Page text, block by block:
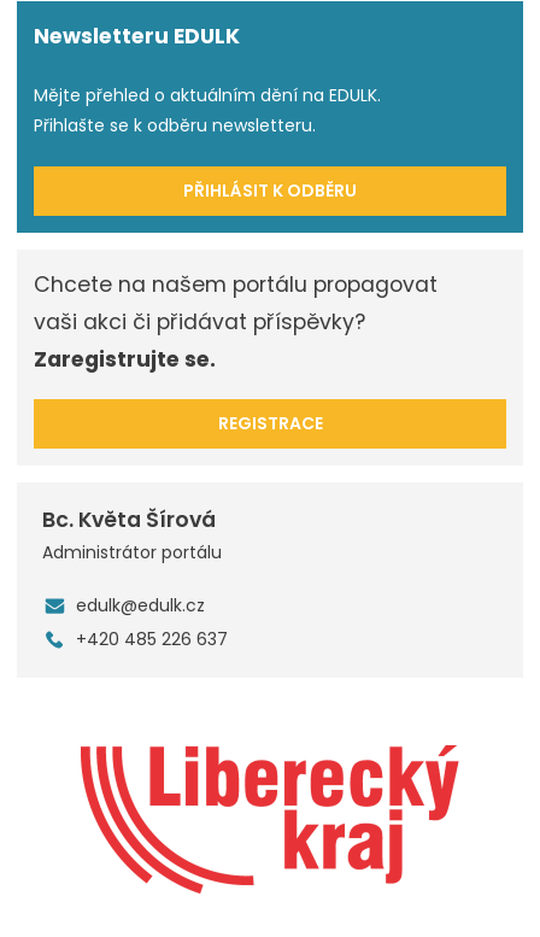
Newsletteru EDULK
Mějte přehled o aktuálním dění na EDULK.
Přihlašte se k odběru newsletteru.
PŘIHLÁSIT K ODBĚRU
Chcete na našem portálu propagovat
vaši akci či přidávat příspěvky?
Zaregistrujte se.
REGISTRACE
Bc. Květa Šírová
Administrátor portálu
edulk@edulk.cz
+420 485 226 637